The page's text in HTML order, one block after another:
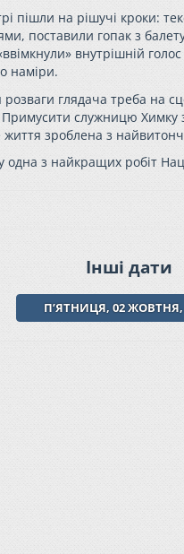
пішли на рішучі кроки:
поставили гопак з
внутрішній
наміри.
глядача треба на
Примусити служницю
зроблена з
з найкращих робіт
Інші дати
ПʼЯТНИЦЯ, 02 ЖОВТНЯ,